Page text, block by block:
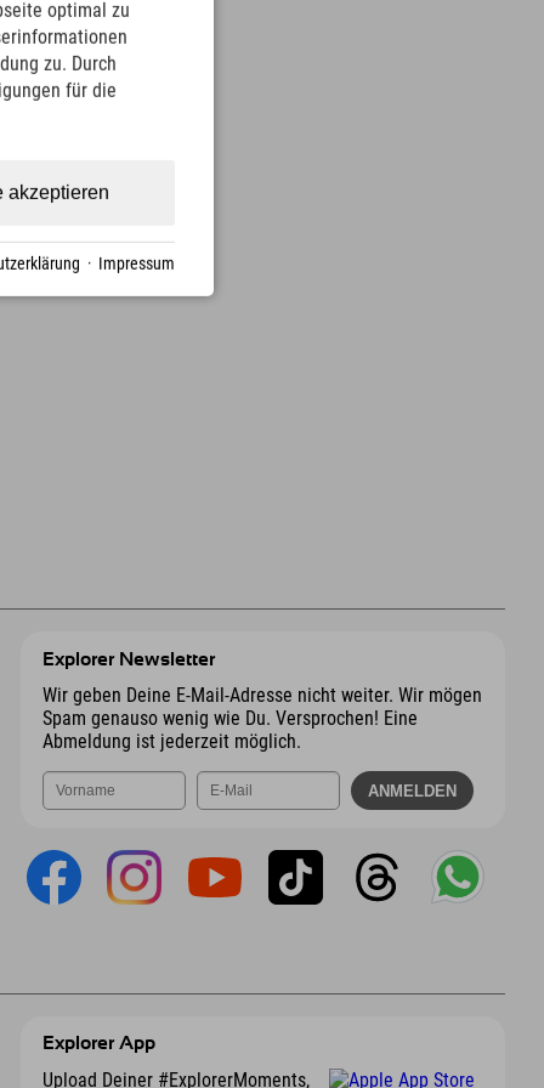
Explorer Newsletter
Wir geben Deine E-Mail-Adresse nicht weiter. Wir mögen
Spam genauso wenig wie Du. Versprochen! Eine
Abmeldung ist jederzeit möglich.
Explorer App
Upload Deiner #ExplorerMoments,
optimal zu
zu. Durch
für die
akzeptieren
· Impressum